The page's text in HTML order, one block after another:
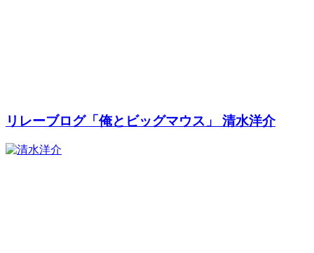
リレーブログ「俺とビッグマウス」 清水洋介